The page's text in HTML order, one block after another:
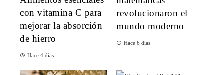
con vitamina C para
mejorar la absorción
de hierro
Hace 4 días
revolucionaron el
mundo moderno
Hace 6 días